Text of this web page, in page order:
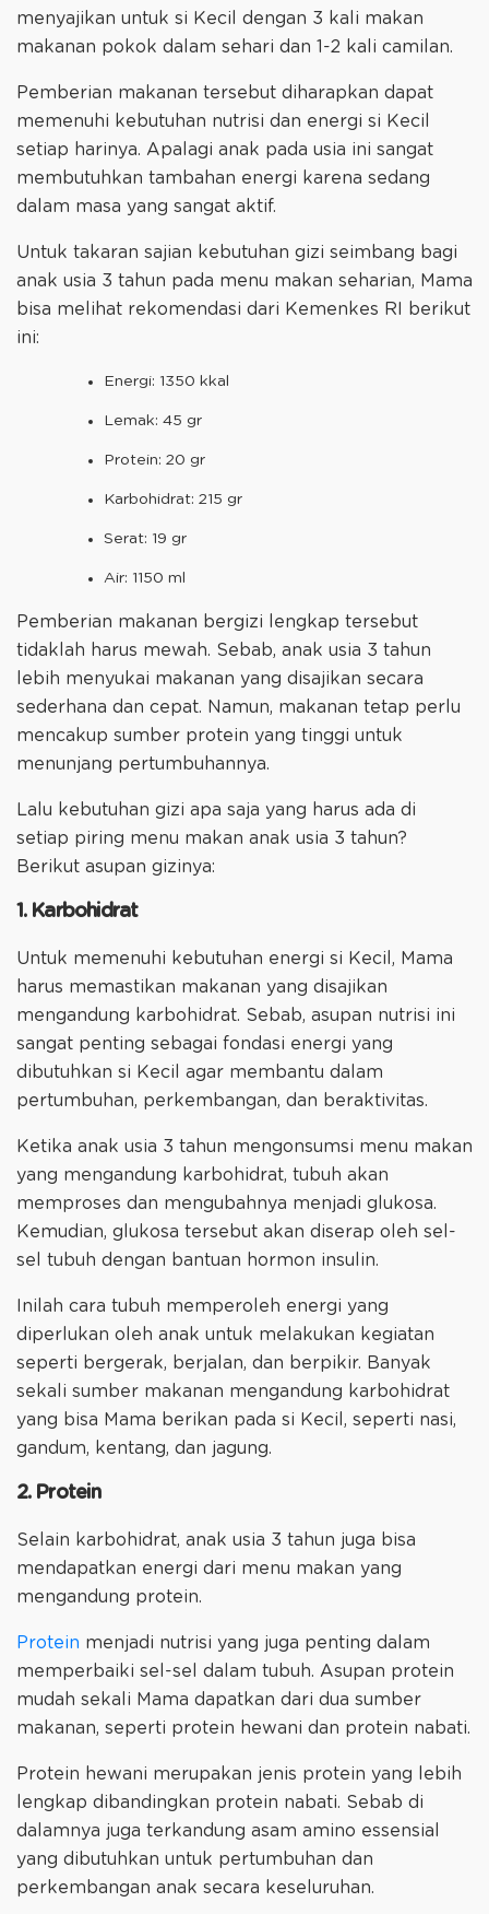
menyajikan untuk si Kecil dengan 3 kali makan
makanan pokok dalam sehari dan 1-2 kali camilan.
Pemberian makanan tersebut diharapkan dapat
memenuhi kebutuhan nutrisi dan energi si Kecil
setiap harinya. Apalagi anak pada usia ini sangat
membutuhkan tambahan energi karena sedang
dalam masa yang sangat aktif.
Untuk takaran sajian kebutuhan gizi seimbang bagi
anak usia 3 tahun pada menu makan seharian, Mama
bisa melihat rekomendasi dari Kemenkes RI berikut
ini:
Energi: 1350 kkal
Lemak: 45 gr
Protein: 20 gr
Karbohidrat: 215 gr
Serat: 19 gr
Air: 1150 ml
Pemberian makanan bergizi lengkap tersebut
tidaklah harus mewah. Sebab, anak usia 3 tahun
lebih menyukai makanan yang disajikan secara
sederhana dan cepat. Namun, makanan tetap perlu
mencakup sumber protein yang tinggi untuk
menunjang pertumbuhannya.
Lalu kebutuhan gizi apa saja yang harus ada di
setiap piring menu makan anak usia 3 tahun?
Berikut asupan gizinya:
1. Karbohidrat
Untuk memenuhi kebutuhan energi si Kecil, Mama
harus memastikan makanan yang disajikan
mengandung karbohidrat. Sebab, asupan nutrisi ini
sangat penting sebagai fondasi energi yang
dibutuhkan si Kecil agar membantu dalam
pertumbuhan, perkembangan, dan beraktivitas.
Ketika anak usia 3 tahun mengonsumsi menu makan
yang mengandung karbohidrat, tubuh akan
memproses dan mengubahnya menjadi glukosa.
Kemudian, glukosa tersebut akan diserap oleh sel-
sel tubuh dengan bantuan hormon insulin.
Inilah cara tubuh memperoleh energi yang
diperlukan oleh anak untuk melakukan kegiatan
seperti bergerak, berjalan, dan berpikir. Banyak
sekali sumber makanan mengandung karbohidrat
yang bisa Mama berikan pada si Kecil, seperti nasi,
gandum, kentang, dan jagung.
2. Protein
Selain karbohidrat, anak usia 3 tahun juga bisa
mendapatkan energi dari menu makan yang
mengandung protein.
Protein menjadi nutrisi yang juga penting dalam
memperbaiki sel-sel dalam tubuh. Asupan protein
mudah sekali Mama dapatkan dari dua sumber
makanan, seperti protein hewani dan protein nabati.
Protein hewani merupakan jenis protein yang lebih
lengkap dibandingkan protein nabati. Sebab di
dalamnya juga terkandung asam amino essensial
yang dibutuhkan untuk pertumbuhan dan
perkembangan anak secara keseluruhan.